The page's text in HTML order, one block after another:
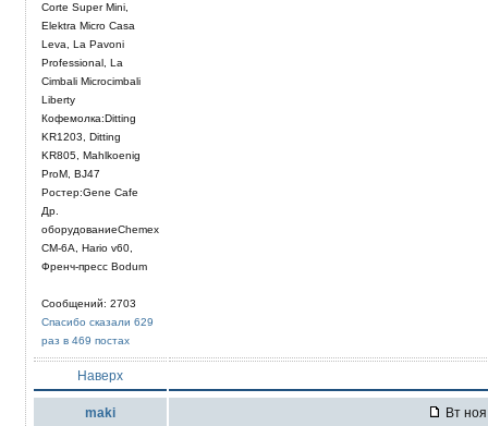
Corte Super Mini,
Elektra Micro Casa
Leva, La Pavoni
Professional, La
Cimbali Microcimbali
Liberty
Кофемолка:Ditting
KR1203, Ditting
KR805, Mahlkoenig
ProM, BJ47
Ростер:Gene Cafe
Др.
оборудованиеChemex
CM-6A, Hario v60,
Френч-пресс Bodum
Сообщений: 2703
Спасибо сказали 629
раз в 469 постах
Наверх
maki Вт